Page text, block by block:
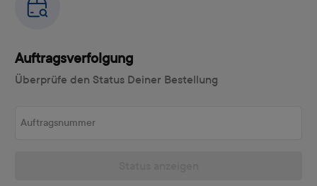
Auftragsverfolgung
Überprüfe den Status Deiner Bestellung